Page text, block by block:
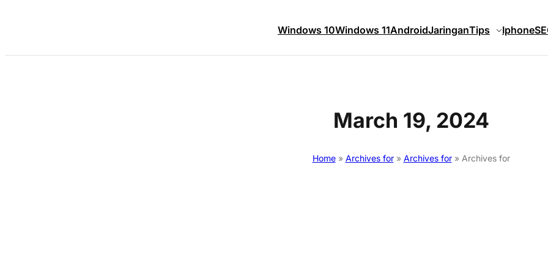
Windows 10Windows 11AndroidJaringanTips Iphone
March 19, 2024
Home» Archives for» Archives for» Archives for